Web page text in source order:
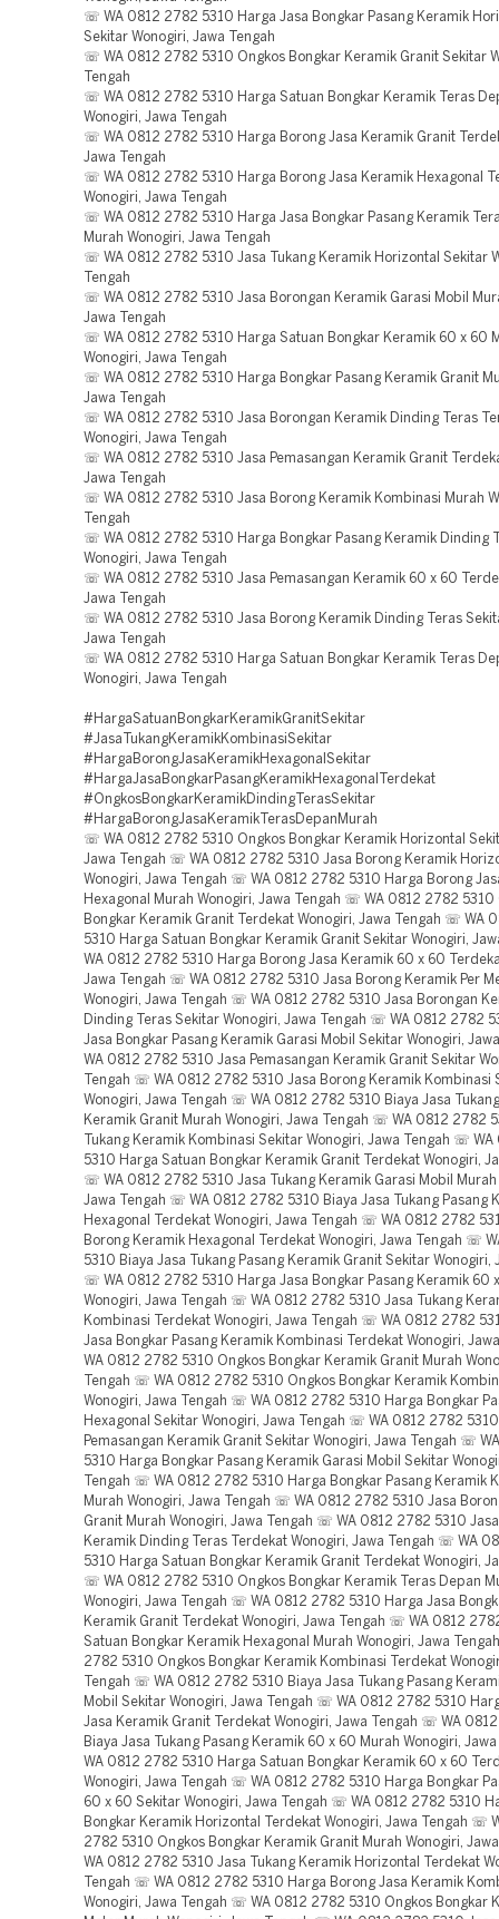
☏ WA 0812 2782 5310 Harga Jasa Bongkar Pasang Keramik
Sekitar Wonogiri, Jawa Tengah
☏ WA 0812 2782 5310 Ongkos Bongkar Keramik Granit Sekitar
Tengah
☏ WA 0812 2782 5310 Harga Satuan Bongkar Keramik Teras
Wonogiri, Jawa Tengah
☏ WA 0812 2782 5310 Harga Borong Jasa Keramik Granit
Jawa Tengah
☏ WA 0812 2782 5310 Harga Borong Jasa Keramik Hexagonal
Wonogiri, Jawa Tengah
☏ WA 0812 2782 5310 Harga Jasa Bongkar Pasang Keramik
Murah Wonogiri, Jawa Tengah
☏ WA 0812 2782 5310 Jasa Tukang Keramik Horizontal Sekitar
Tengah
☏ WA 0812 2782 5310 Jasa Borongan Keramik Garasi Mobil
Jawa Tengah
☏ WA 0812 2782 5310 Harga Satuan Bongkar Keramik 60 x 60
Wonogiri, Jawa Tengah
☏ WA 0812 2782 5310 Harga Bongkar Pasang Keramik Granit
Jawa Tengah
☏ WA 0812 2782 5310 Jasa Borongan Keramik Dinding Teras
Wonogiri, Jawa Tengah
☏ WA 0812 2782 5310 Jasa Pemasangan Keramik Granit
Jawa Tengah
☏ WA 0812 2782 5310 Jasa Borong Keramik Kombinasi Murah
Tengah
☏ WA 0812 2782 5310 Harga Bongkar Pasang Keramik Dinding
Wonogiri, Jawa Tengah
☏ WA 0812 2782 5310 Jasa Pemasangan Keramik 60 x 60
Jawa Tengah
☏ WA 0812 2782 5310 Jasa Borong Keramik Dinding Teras
Jawa Tengah
☏ WA 0812 2782 5310 Harga Satuan Bongkar Keramik Teras
Wonogiri, Jawa Tengah
#HargaSatuanBongkarKeramikGranitSekitar
#JasaTukangKeramikKombinasiSekitar
#HargaBorongJasaKeramikHexagonalSekitar
#HargaJasaBongkarPasangKeramikHexagonalTerdekat
#OngkosBongkarKeramikDindingTerasSekitar
#HargaBorongJasaKeramikTerasDepanMurah
☏ WA 0812 2782 5310 Ongkos Bongkar Keramik Horizontal
Jawa Tengah ☏ WA 0812 2782 5310 Jasa Borong Keramik
Wonogiri, Jawa Tengah ☏ WA 0812 2782 5310 Harga Borong
Hexagonal Murah Wonogiri, Jawa Tengah ☏ WA 0812 2782 5310
Bongkar Keramik Granit Terdekat Wonogiri, Jawa Tengah ☏ WA
5310 Harga Satuan Bongkar Keramik Granit Sekitar Wonogiri,
WA 0812 2782 5310 Harga Borong Jasa Keramik 60 x 60
Jawa Tengah ☏ WA 0812 2782 5310 Jasa Borong Keramik Per
Wonogiri, Jawa Tengah ☏ WA 0812 2782 5310 Jasa Borongan
Dinding Teras Sekitar Wonogiri, Jawa Tengah ☏ WA 0812 2782
Jasa Bongkar Pasang Keramik Garasi Mobil Sekitar Wonogiri,
WA 0812 2782 5310 Jasa Pemasangan Keramik Granit Sekitar
Tengah ☏ WA 0812 2782 5310 Jasa Borong Keramik Kombinasi
Wonogiri, Jawa Tengah ☏ WA 0812 2782 5310 Biaya Jasa
Keramik Granit Murah Wonogiri, Jawa Tengah ☏ WA 0812 2782
Tukang Keramik Kombinasi Sekitar Wonogiri, Jawa Tengah ☏
5310 Harga Satuan Bongkar Keramik Granit Terdekat Wonogiri,
☏ WA 0812 2782 5310 Jasa Tukang Keramik Garasi Mobil Murah
Jawa Tengah ☏ WA 0812 2782 5310 Biaya Jasa Tukang Pasang
Hexagonal Terdekat Wonogiri, Jawa Tengah ☏ WA 0812 2782
Borong Keramik Hexagonal Terdekat Wonogiri, Jawa Tengah ☏
5310 Biaya Jasa Tukang Pasang Keramik Granit Sekitar Wonogiri,
☏ WA 0812 2782 5310 Harga Jasa Bongkar Pasang Keramik 60
Wonogiri, Jawa Tengah ☏ WA 0812 2782 5310 Jasa Tukang
Kombinasi Terdekat Wonogiri, Jawa Tengah ☏ WA 0812 2782
Jasa Bongkar Pasang Keramik Kombinasi Terdekat Wonogiri,
WA 0812 2782 5310 Ongkos Bongkar Keramik Granit Murah
Tengah ☏ WA 0812 2782 5310 Ongkos Bongkar Keramik
Wonogiri, Jawa Tengah ☏ WA 0812 2782 5310 Harga Bongkar
Hexagonal Sekitar Wonogiri, Jawa Tengah ☏ WA 0812 2782
Pemasangan Keramik Granit Sekitar Wonogiri, Jawa Tengah ☏
5310 Harga Bongkar Pasang Keramik Garasi Mobil Sekitar
Tengah ☏ WA 0812 2782 5310 Harga Bongkar Pasang Keramik
Murah Wonogiri, Jawa Tengah ☏ WA 0812 2782 5310 Jasa
Granit Murah Wonogiri, Jawa Tengah ☏ WA 0812 2782 5310
Keramik Dinding Teras Terdekat Wonogiri, Jawa Tengah ☏ WA
5310 Harga Satuan Bongkar Keramik Granit Terdekat Wonogiri,
☏ WA 0812 2782 5310 Ongkos Bongkar Keramik Teras Depan
Wonogiri, Jawa Tengah ☏ WA 0812 2782 5310 Harga Jasa
Keramik Granit Terdekat Wonogiri, Jawa Tengah ☏ WA 0812
Satuan Bongkar Keramik Hexagonal Murah Wonogiri, Jawa
2782 5310 Ongkos Bongkar Keramik Kombinasi Terdekat
Tengah ☏ WA 0812 2782 5310 Biaya Jasa Tukang Pasang
Mobil Sekitar Wonogiri, Jawa Tengah ☏ WA 0812 2782 5310
Jasa Keramik Granit Terdekat Wonogiri, Jawa Tengah ☏ WA
Biaya Jasa Tukang Pasang Keramik 60 x 60 Murah Wonogiri,
WA 0812 2782 5310 Harga Satuan Bongkar Keramik 60 x 60
Wonogiri, Jawa Tengah ☏ WA 0812 2782 5310 Harga Bongkar
60 x 60 Sekitar Wonogiri, Jawa Tengah ☏ WA 0812 2782 5310
Bongkar Keramik Horizontal Terdekat Wonogiri, Jawa Tengah ☏
2782 5310 Ongkos Bongkar Keramik Granit Murah Wonogiri,
WA 0812 2782 5310 Jasa Tukang Keramik Horizontal Terdekat
Tengah ☏ WA 0812 2782 5310 Harga Borong Jasa Keramik
Wonogiri, Jawa Tengah ☏ WA 0812 2782 5310 Ongkos Bongkar